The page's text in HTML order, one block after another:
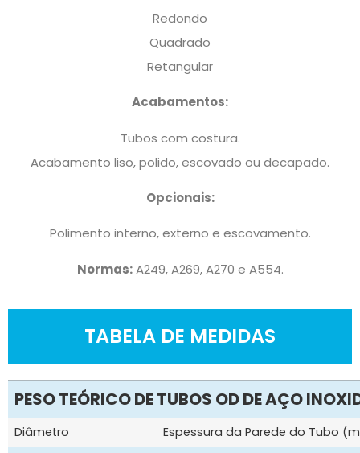
Redondo
Quadrado
Retangular
Acabamentos:
Tubos com costura.
Acabamento liso, polido, escovado ou decapado.
Opcionais:
Polimento interno, externo e escovamento.
Normas:A249, A269, A270 e A554.
TABELA DE MEDIDAS
PESO TEÓRICO DE TUBOS OD DE AÇO
Diâmetro
Espessura da Parede do Tubo